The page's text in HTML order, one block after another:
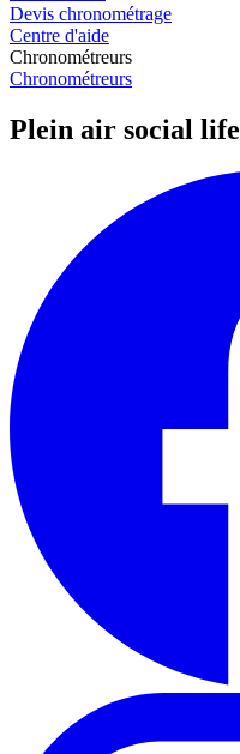
Devis chronométrage
Centre d'aide
Chronométreurs
Chronométreurs
Plein air social life